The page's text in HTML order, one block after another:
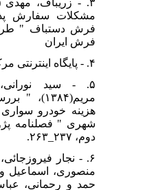
مشکلات سفارش
فرش دستباف "
فرش ایران
۵. - سید نورانی،
هزینه خودرو سواری
شهری " فصلنامه
دوم، ۲۳۷_۲۶۳.
۶. - نجار
منصوری، اسماعیل و